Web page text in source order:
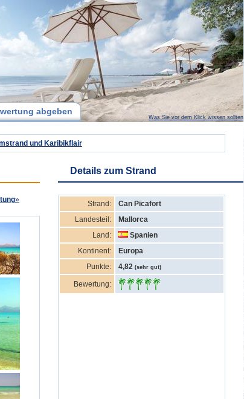
abgeben
Was Sie vor dem Klick wissen sollten
und Karibikflair
»
Details zum Strand
Strand:
Can Picafort
Landesteil:
Mallorca
Land:
Spanien
Kontinent:
Europa
Punkte:
4,82 (sehr gut)
Bewertung: